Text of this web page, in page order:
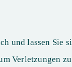
und lassen Sie
Verletzungen